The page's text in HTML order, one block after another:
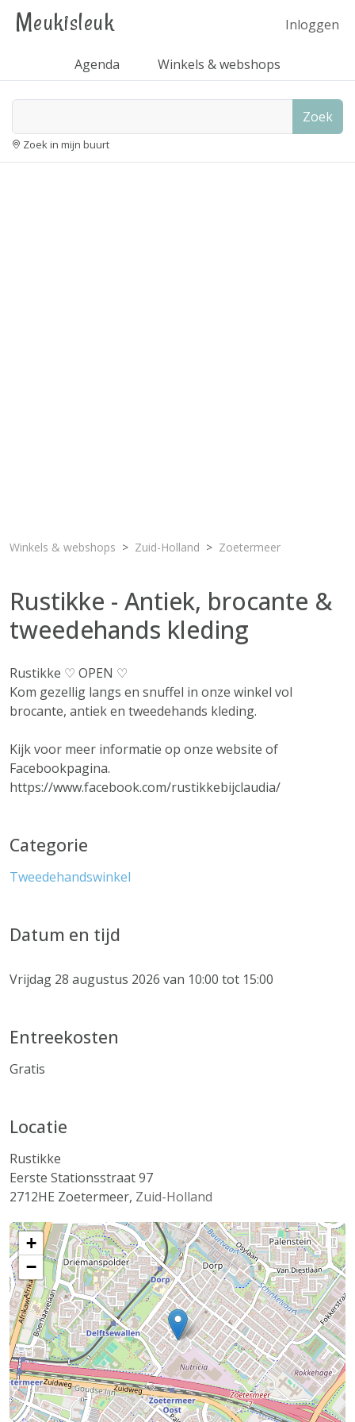
Meukisleuk Inloggen
Agenda Winkels & webshops
Zoek
Zoek in mijn buurt
Winkels & webshops Zuid-Holland Zoetermeer
Rustikke - Antiek, brocante &
tweedehands kleding
Rustikke ♡ OPEN ♡
Kom gezellig langs en snuffel in onze winkel vol
brocante, antiek en tweedehands kleding.
Kijk voor meer informatie op onze website of
Facebookpagina.
https://www.facebook.com/rustikkebijclaudia/
Categorie
Tweedehandswinkel
Datum en tijd
Vrijdag 28 augustus 2026 van 10:00 tot 15:00
Entreekosten
Gratis
Locatie
Rustikke
Eerste Stationsstraat 97
2712HE Zoetermeer, Zuid-Holland
+
−